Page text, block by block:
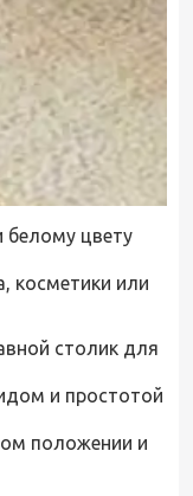
белому цвету
косметики или
столик для
и простотой
положении и